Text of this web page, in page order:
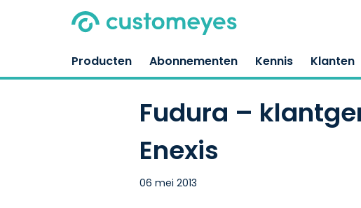
Producten Abonnementen Kennis Klanten
Fudura –
Enexis
06 mei 2013